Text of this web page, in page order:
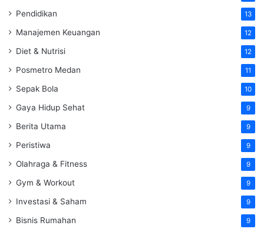
Pendidikan 13
Manajemen Keuangan 12
Diet & Nutrisi 12
Posmetro Medan 11
Sepak Bola 10
Gaya Hidup Sehat 9
Berita Utama 9
Peristiwa 9
Olahraga & Fitness 9
Gym & Workout 9
Investasi & Saham 9
Bisnis Rumahan 9